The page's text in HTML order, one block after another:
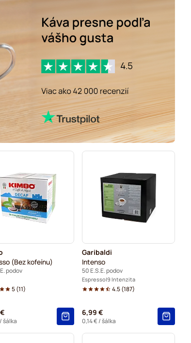
(Bez kofeínu)
podov
5(11)
šálka
Garibaldi
Intenso
50 E.S.E. podov
Espresso 9 Intenzita
4.5(187)
6,99 €
0,14 €/ šálka